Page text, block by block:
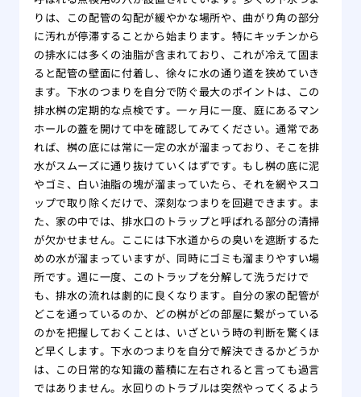
りは、この配管の勾配が緩やかな場所や、曲がり角の部分
に汚れが停滞することから始まります。特にキッチンから
の排水には多くの油脂が含まれており、これが冷えて固ま
ると配管の壁面に付着し、徐々に水の通り道を狭めていき
ます。下水のつまりを自分で防ぐ最大のポイントは、この
排水桝の定期的な点検です。一ヶ月に一度、庭にあるマン
ホールの蓋を開けて中を確認してみてください。通常であ
れば、桝の底には常に一定の水が溜まっており、そこを排
水がスムーズに通り抜けていくはずです。もし桝の底に泥
やゴミ、白い油脂の塊が溜まっていたら、それを網やスコ
ップで取り除くだけで、深刻なつまりを回避できます。ま
た、家の中では、排水口のトラップと呼ばれる部分の清掃
が欠かせません。ここには下水道からの臭いを遮断するた
めの水が溜まっていますが、同時にゴミも溜まりやすい場
所です。週に一度、このトラップを分解して洗うだけで
も、排水の流れは劇的に良くなります。自分の家の配管が
どこを通っているのか、どの桝がどの部屋に繋がっている
のかを把握しておくことは、いざという時の判断を驚くほ
ど早くします。下水のつまりを自分で解決できるかどうか
は、この日常的な知識の蓄積に左右されると言っても過言
ではありません。水回りのトラブルは突然やってくるよう